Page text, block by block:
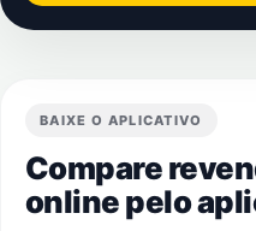
BAIXE O APLICATIVO
Compare
online pelo